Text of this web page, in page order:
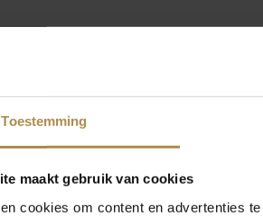
Toestemming
maakt gebruik van cookies
cookies om content en advertenties